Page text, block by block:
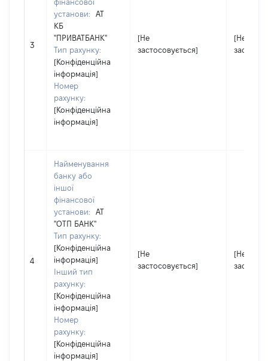
3
фінансової
установи:
АТ
КБ
"ПРИВАТБАНК"
Тип рахунку:
[Конфіденційна
інформація]
Номер
рахунку:
[Конфіденційна
інформація]
[Не
застосовується]
[Не
4
Найменування
банку або
іншої
фінансової
установи:
АТ
"ОТП БАНК"
Тип рахунку:
[Конфіденційна
інформація]
Інший тип
рахунку:
[Конфіденційна
інформація]
Номер
рахунку:
[Конфіденційна
інформація]
[Не
застосовується]
[Не